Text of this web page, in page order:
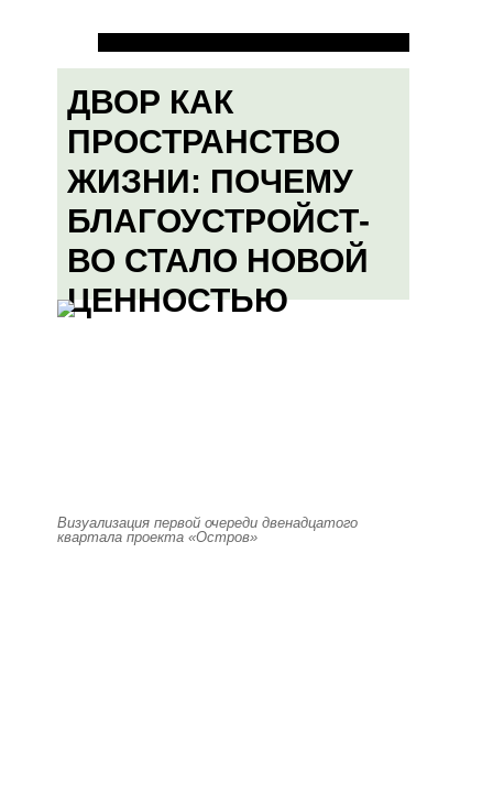
ДВОР КАК
ПРОСТРАНСТВО
ЖИЗНИ: ПОЧЕМУ
БЛАГОУСТРОЙСТ-
ВО СТАЛО НОВОЙ
ЦЕННОСТЬЮ
Визуализация первой очереди двенадцатого
квартала проекта «Остров»